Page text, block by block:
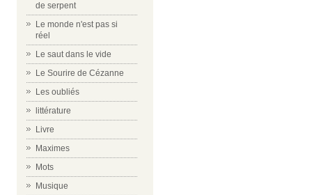
de serpent
Le monde n'est pas si
réel
Le saut dans le vide
Le Sourire de Cézanne
Les oubliés
littérature
Livre
Maximes
Mots
Musique